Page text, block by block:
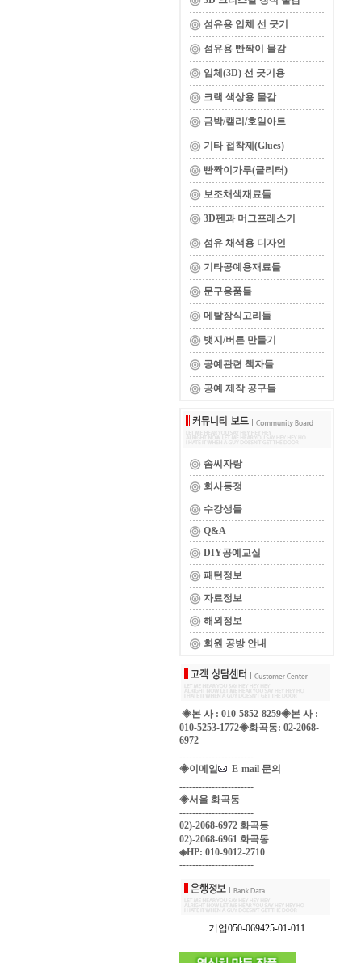
섬유용 입체 선 긋기
섬유용 빤짝이 물감
입체(3D) 선 긋기용
크랙 색상용 물감
금박/캘리/호일아트
기타 접착제(Glues)
빤짝이가루(글리터)
보조채색재료들
3D펜과 머그프레스기
섬유 채색용 디자인
기타공예용재료들
문구용품들
메탈장식고리들
뱃지/버튼 만들기
공예관련 책자들
공예 제작 공구들
솜씨자랑
회사동정
수강생들
Q&A
DIY공예교실
패턴정보
자료정보
해외정보
회원 공방 안내
◈본 사 : 010-5852-8259◈본 사 :
010-5253-1772◈화곡동: 02-2068-
6972
-----------------------
◈이메일
E-mail 문의
-----------------------
◈서울 화곡동
-----------------------
02)-2068-6972 화곡동
02)-2068-6961 화곡동
◈HP: 010-9012-2710
-----------------------
기업050-069425-01-011